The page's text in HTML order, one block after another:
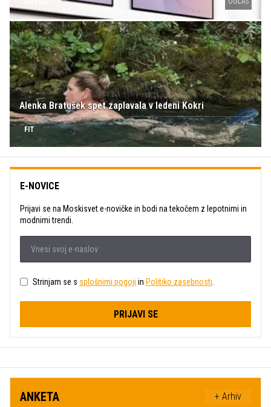
Alenka Bratušek spet zaplavala v ledeni Kokri
FIT
E-NOVICE
Prijavi se na Moskisvet e-novičke in bodi na tekočem z lepotnimi in
modnimi trendi.
Strinjam se s splošnimi pogoji in Politiko zasebnosti
PRIJAVI SE
ANKETA + Arhiv